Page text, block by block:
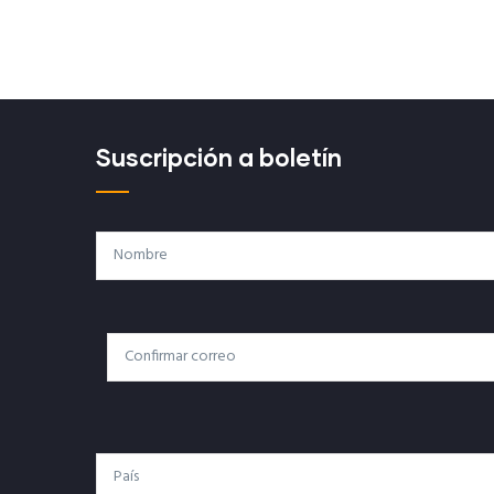
Suscripción a boletín
Nombre
Correo
Electrónico
Correo Electrónico
País